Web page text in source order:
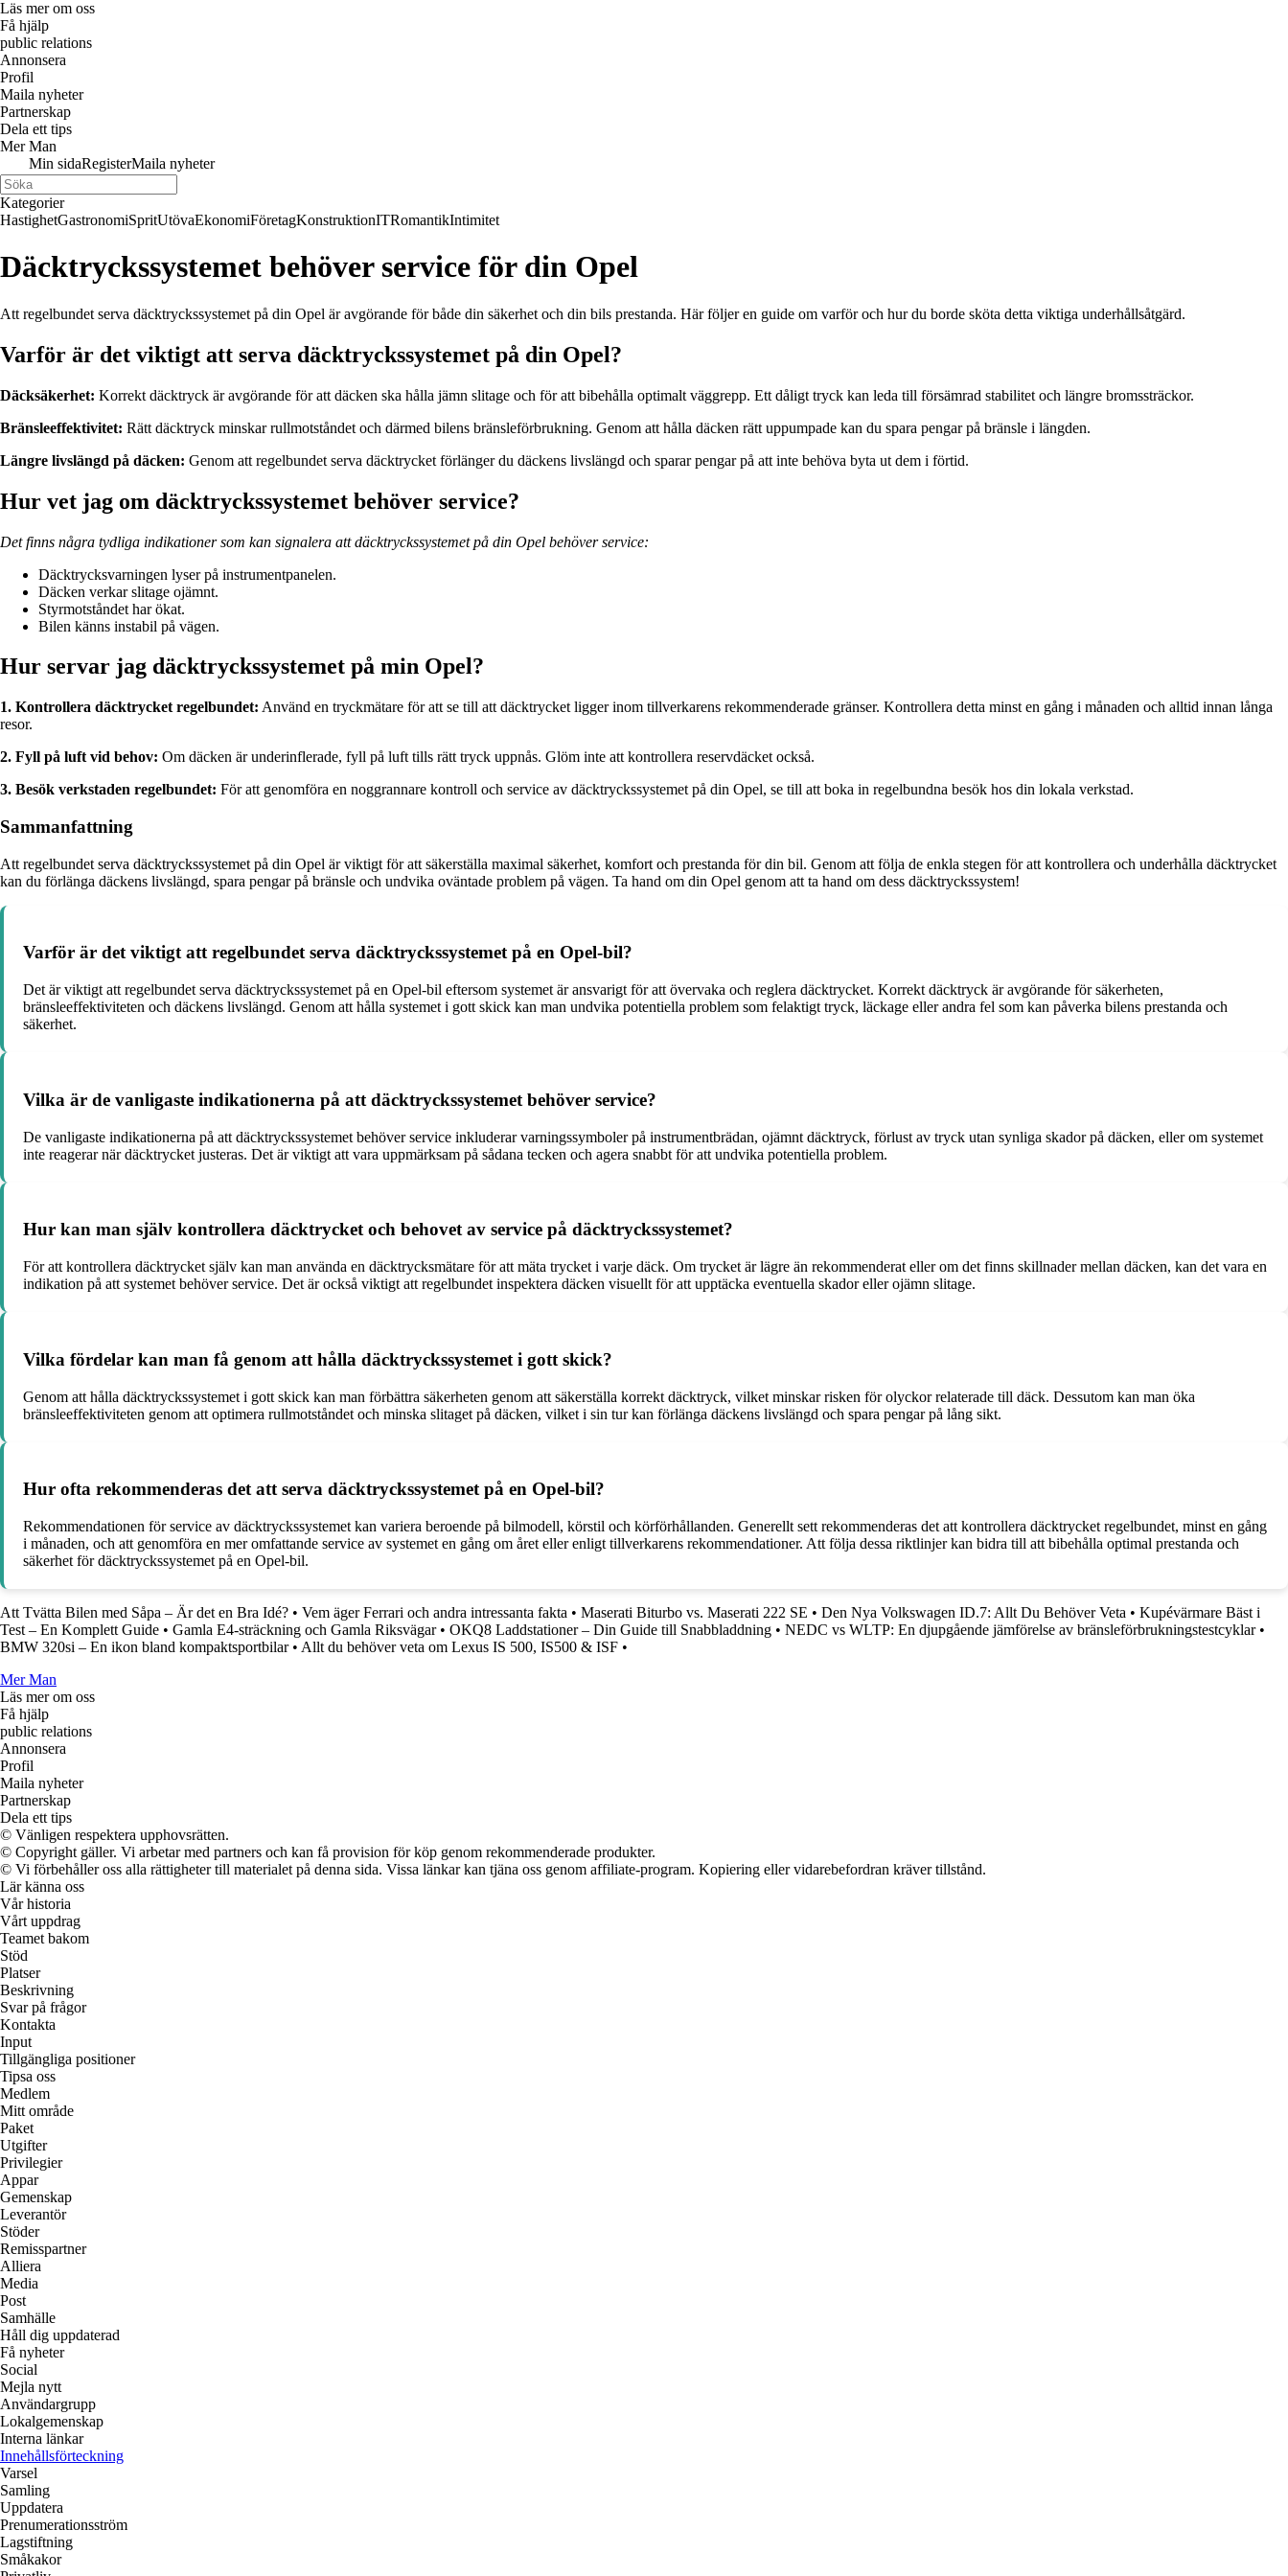
Läs mer om oss
Få hjälp
public relations
Annonsera
Profil
Maila nyheter
Partnerskap
Dela ett tips
Mer Man
Min sidaRegisterMaila nyheter
Kategorier
HastighetGastronomiSpritUtövaEkonomiFöretagKonstruktionITRomantikIntimitet
Däcktryckssystemet behöver service för din Opel
Att regelbundet serva däcktryckssystemet på din Opel är avgörande för både din säkerhet och din bils prestanda. Här följer en guide om varför och hur du borde sköta detta viktiga underhållsåtgärd.
Varför är det viktigt att serva däcktryckssystemet på din Opel?
Däcksäkerhet: Korrekt däcktryck är avgörande för att däcken ska hålla jämn slitage och för att bibehålla optimalt väggrepp. Ett dåligt tryck kan leda till försämrad stabilitet och längre bromssträckor.
Bränsleeffektivitet: Rätt däcktryck minskar rullmotståndet och därmed bilens bränsleförbrukning. Genom att hålla däcken rätt uppumpade kan du spara pengar på bränsle i längden.
Längre livslängd på däcken: Genom att regelbundet serva däcktrycket förlänger du däckens livslängd och sparar pengar på att inte behöva byta ut dem i förtid.
Hur vet jag om däcktryckssystemet behöver service?
Det finns några tydliga indikationer som kan signalera att däcktryckssystemet på din Opel behöver service:
Däcktrycksvarningen lyser på instrumentpanelen.
Däcken verkar slitage ojämnt.
Styrmotståndet har ökat.
Bilen känns instabil på vägen.
Hur servar jag däcktryckssystemet på min Opel?
1. Kontrollera däcktrycket regelbundet: Använd en tryckmätare för att se till att däcktrycket ligger inom tillverkarens rekommenderade gränser. Kontrollera detta minst en gång i månaden och alltid innan långa
resor.
2. Fyll på luft vid behov: Om däcken är underinflerade, fyll på luft tills rätt tryck uppnås. Glöm inte att kontrollera reservdäcket också.
3. Besök verkstaden regelbundet: För att genomföra en noggrannare kontroll och service av däcktryckssystemet på din Opel, se till att boka in regelbundna besök hos din lokala verkstad.
Sammanfattning
Att regelbundet serva däcktryckssystemet på din Opel är viktigt för att säkerställa maximal säkerhet, komfort och prestanda för din bil. Genom att följa de enkla stegen för att kontrollera och underhålla däcktrycket
kan du förlänga däckens livslängd, spara pengar på bränsle och undvika oväntade problem på vägen. Ta hand om din Opel genom att ta hand om dess däcktryckssystem!
Varför är det viktigt att regelbundet serva däcktryckssystemet på en Opel-bil?
Det är viktigt att regelbundet serva däcktryckssystemet på en Opel-bil eftersom systemet är ansvarigt för att övervaka och reglera däcktrycket. Korrekt däcktryck är avgörande för säkerheten,
bränsleeffektiviteten och däckens livslängd. Genom att hålla systemet i gott skick kan man undvika potentiella problem som felaktigt tryck, läckage eller andra fel som kan påverka bilens prestanda och
säkerhet.
Vilka är de vanligaste indikationerna på att däcktryckssystemet behöver service?
De vanligaste indikationerna på att däcktryckssystemet behöver service inkluderar varningssymboler på instrumentbrädan, ojämnt däcktryck, förlust av tryck utan synliga skador på däcken, eller om systemet
inte reagerar när däcktrycket justeras. Det är viktigt att vara uppmärksam på sådana tecken och agera snabbt för att undvika potentiella problem.
Hur kan man själv kontrollera däcktrycket och behovet av service på däcktryckssystemet?
För att kontrollera däcktrycket själv kan man använda en däcktrycksmätare för att mäta trycket i varje däck. Om trycket är lägre än rekommenderat eller om det finns skillnader mellan däcken, kan det vara en
indikation på att systemet behöver service. Det är också viktigt att regelbundet inspektera däcken visuellt för att upptäcka eventuella skador eller ojämn slitage.
Vilka fördelar kan man få genom att hålla däcktryckssystemet i gott skick?
Genom att hålla däcktryckssystemet i gott skick kan man förbättra säkerheten genom att säkerställa korrekt däcktryck, vilket minskar risken för olyckor relaterade till däck. Dessutom kan man öka
bränsleeffektiviteten genom att optimera rullmotståndet och minska slitaget på däcken, vilket i sin tur kan förlänga däckens livslängd och spara pengar på lång sikt.
Hur ofta rekommenderas det att serva däcktryckssystemet på en Opel-bil?
Rekommendationen för service av däcktryckssystemet kan variera beroende på bilmodell, körstil och körförhållanden. Generellt sett rekommenderas det att kontrollera däcktrycket regelbundet, minst en gång
i månaden, och att genomföra en mer omfattande service av systemet en gång om året eller enligt tillverkarens rekommendationer. Att följa dessa riktlinjer kan bidra till att bibehålla optimal prestanda och
säkerhet för däcktryckssystemet på en Opel-bil.
Att Tvätta Bilen med Såpa – Är det en Bra Idé? • Vem äger Ferrari och andra intressanta fakta • Maserati Biturbo vs. Maserati 222 SE • Den Nya Volkswagen ID.7: Allt Du Behöver Veta • Kupévärmare Bäst i
Test – En Komplett Guide • Gamla E4-sträckning och Gamla Riksvägar• OKQ8 Laddstationer – Din Guide till Snabbladdning • NEDC vs WLTP: En djupgående jämförelse av bränsleförbrukningstestcyklar•
BMW 320si – En ikon bland kompaktsportbilar• Allt du behöver veta om Lexus IS 500, IS500 & ISF •
Mer Man
Läs mer om oss
Få hjälp
public relations
Annonsera
Profil
Maila nyheter
Partnerskap
Dela ett tips
© Vänligen respektera upphovsrätten.
© Copyright gäller. Vi arbetar med partners och kan få provision för köp genom rekommenderade produkter.
© Vi förbehåller oss alla rättigheter till materialet på denna sida. Vissa länkar kan tjäna oss genom affiliate-program. Kopiering eller vidarebefordran kräver tillstånd.
Lär känna oss
Vår historia
Vårt uppdrag
Teamet bakom
Stöd
Platser
Beskrivning
Svar på frågor
Kontakta
Input
Tillgängliga positioner
Tipsa oss
Medlem
Mitt område
Paket
Utgifter
Privilegier
Appar
Gemenskap
Leverantör
Stöder
Remisspartner
Alliera
Media
Post
Samhälle
Håll dig uppdaterad
Få nyheter
Social
Mejla nytt
Användargrupp
Lokalgemenskap
Interna länkar
Innehållsförteckning
Varsel
Samling
Uppdatera
Prenumerationsström
Lagstiftning
Småkakor